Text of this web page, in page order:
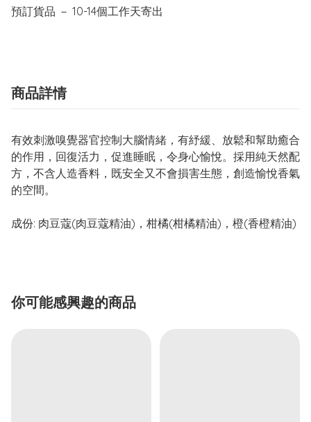
預訂貨品 － 10-14個工作天寄出
商品詳情
有效刺激嗅覺器官控制大腦情緒，有紓緩、放鬆和幫助癒合
的作用，回復活力，促進睡眠，令身心愉悅。採用純天然配
方，不含人造香料，既安全又不會損害生態，創造愉悅香氣
的空間。
成份: 肉豆蔻(肉豆蔻精油)，柑橘(柑橘精油)，橙(香橙精油)
你可能感興趣的商品